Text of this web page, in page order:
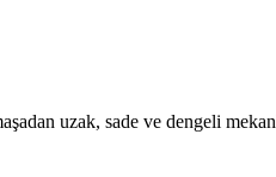
uzak, sade ve dengeli